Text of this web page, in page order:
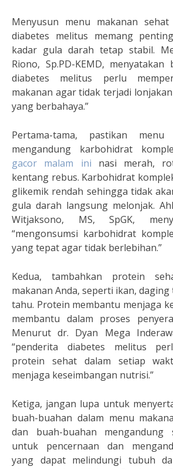
Menyusun menu makanan
diabetes melitus memang
kadar gula darah tetap stabil.
Riono, Sp.PD-KEMD, menyatakan
diabetes melitus perlu
makanan agar tidak terjadi
yang berbahaya.”
Pertama-tama, pastikan menu
mengandung karbohidrat
gacor malam ini nasi merah,
kentang rebus. Karbohidrat
glikemik rendah sehingga tidak
gula darah langsung melonjak.
Witjaksono, MS, SpGK,
“mengonsumsi karbohidrat
yang tepat agar tidak berlebihan.”
Kedua, tambahkan protein
makanan Anda, seperti ikan,
tahu. Protein membantu menjaga
membantu dalam proses
Menurut dr. Dyan Mega
“penderita diabetes melitus
protein sehat dalam setiap
menjaga keseimbangan nutrisi.”
Ketiga, jangan lupa untuk
buah-buahan dalam menu
dan buah-buahan
untuk pencernaan dan
yang dapat melindungi tubuh